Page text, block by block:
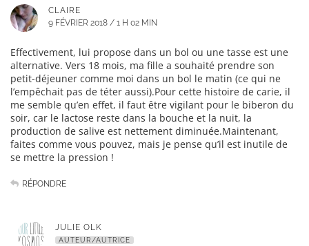
CLAIRE
9 FÉVRIER 2018 / 1 H 02 MIN
Effectivement, lui propose dans un bol ou une tasse est une
alternative. Vers 18 mois, ma fille a souhaité prendre son
petit-déjeuner comme moi dans un bol le matin (ce qui ne
l’empêchait pas de téter aussi).Pour cette histoire de carie, il
me semble qu’en effet, il faut être vigilant pour le biberon du
soir, car le lactose reste dans la bouche et la nuit, la
production de salive est nettement diminuée.Maintenant,
faites comme vous pouvez, mais je pense qu’il est inutile de
se mettre la pression !
RÉPONDRE
JULIE OLK
AUTEUR/AUTRICE